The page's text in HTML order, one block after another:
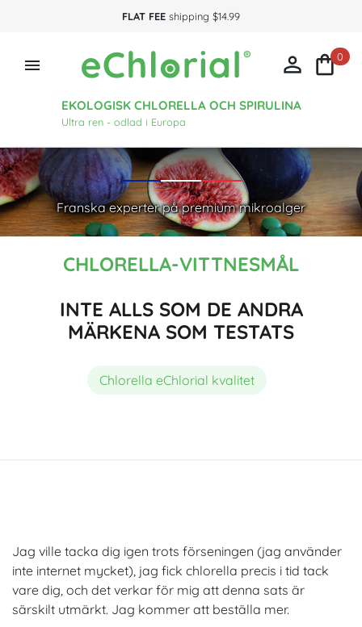
FLAT FEE shipping $14.99

EKOLOGISK CHLORELLA OCH SPIRULINA
Ultra ren - odlad i Europa
 0
Franska experter på premium mikroalger
CHLORELLA-VITTNESMÅL
INTE ALLS SOM DE ANDRA
MÄRKENA SOM TESTATS
Chlorella eChlorial kvalitet
Jag ville tacka dig igen trots förseningen (jag använder
inte internet mycket), jag fick chlorella precis i tid tack
vare dig, och det verkar för mig att denna sats är
särskilt utmärkt. Jag kommer att beställa mer.